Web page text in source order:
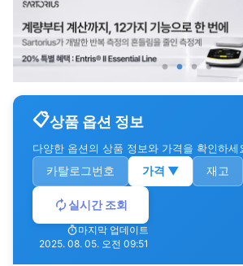
상품 옵션 정보
다양한 옵션의 상품 정보와 가격을 확인하세
카탈로그번호 가격 ▼ 재고
실시간 조회
마지막 업데이트
2025. 08. 05. 오전 09:51